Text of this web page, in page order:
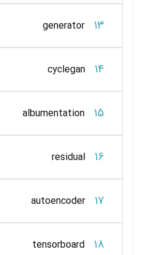
13
generator
14
cyclegan
15
albumentation
16
residual
17
autoencoder
18
tensorboard